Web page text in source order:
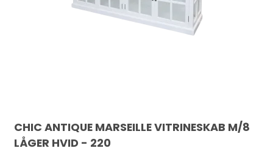
CHIC ANTIQUE MARSEILLE VITRINESKAB M/8
LÅGER HVID - 220